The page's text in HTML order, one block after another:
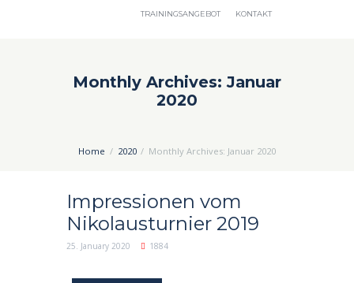
TRAININGSANGEBOT KONTAKT
Monthly Archives: Januar
2020
Home 2020 Monthly Archives: Januar 2020
Impressionen vom
Nikolausturnier 2019
25. January 2020 1884